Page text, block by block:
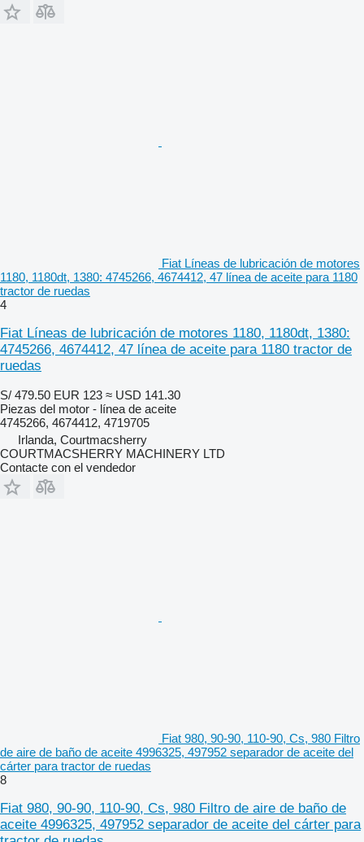
Fiat Líneas de lubricación de motores
1180, 1180dt, 1380: 4745266, 4674412, 47 línea de aceite para 1180
tractor de ruedas
4
Fiat Líneas de lubricación de motores 1180, 1180dt, 1380:
4745266, 4674412, 47 línea de aceite para 1180 tractor de
ruedas
S/ 479.50 EUR 123 ≈ USD 141.30
Piezas del motor - línea de aceite
4745266, 4674412, 4719705
Irlanda, Courtmacsherry
COURTMACSHERRY MACHINERY LTD
Contacte con el vendedor
Fiat 980, 90-90, 110-90, Cs, 980 Filtro
de aire de baño de aceite 4996325, 497952 separador de aceite del
cárter para tractor de ruedas
8
Fiat 980, 90-90, 110-90, Cs, 980 Filtro de aire de baño de
aceite 4996325, 497952 separador de aceite del cárter para